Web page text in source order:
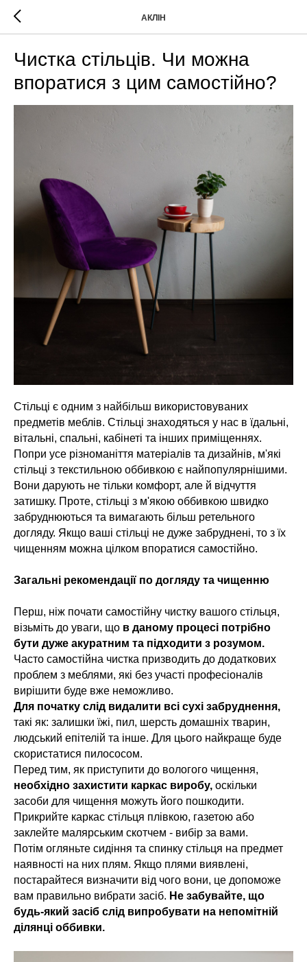
АКЛІН
Чистка стільців. Чи можна
впоратися з цим самостійно?
Стільці є одним з найбільш використовуваних
предметів меблів. Стільці знаходяться у нас в їдальні,
вітальні, спальні, кабінеті та інших приміщеннях.
Попри усе різноманіття матеріалів та дизайнів, м'які
стільці з текстильною оббивкою є найпопулярнішими.
Вони дарують не тільки комфорт, але й відчуття
затишку. Проте, стільці з м'якою оббивкою швидко
забруднюються та вимагають більш ретельного
догляду. Якщо ваші стільці не дуже забруднені, то з їх
чищенням можна цілком впоратися самостійно.
Загальні рекомендації по догляду та чищенню
Перш, ніж почати самостійну чистку вашого стільця,
візьміть до уваги, що в даному процесі потрібно
бути дуже акуратним та підходити з розумом.
Часто самостійна чистка призводить до додаткових
проблем з меблями, які без участі професіоналів
вирішити буде вже неможливо.
Для початку слід видалити всі сухі забруднення,
такі як: залишки їжі, пил, шерсть домашніх тварин,
людський епітелій та інше. Для цього найкраще буде
скористатися пилососом.
Перед тим, як приступити до вологого чищення,
необхідно захистити каркас виробу, оскільки
засоби для чищення можуть його пошкодити.
Прикрийте каркас стільця плівкою, газетою або
заклейте малярським скотчем - вибір за вами.
Потім огляньте сидіння та спинку стільця на предмет
наявності на них плям. Якщо плями виявлені,
постарайтеся визначити від чого вони, це допоможе
вам правильно вибрати засіб. Не забувайте, що
будь-який засіб слід випробувати на непомітній
ділянці оббивки.